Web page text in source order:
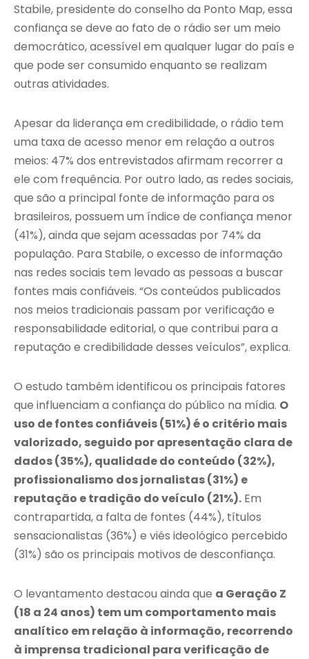
Stabile, presidente do conselho da Ponto Map, essa
confiança se deve ao fato de o rádio ser um meio
democrático, acessível em qualquer lugar do país e
que pode ser consumido enquanto se realizam
outras atividades.
Apesar da liderança em credibilidade, o rádio tem
uma taxa de acesso menor em relação a outros
meios: 47% dos entrevistados afirmam recorrer a
ele com frequência. Por outro lado, as redes sociais,
que são a principal fonte de informação para os
brasileiros, possuem um índice de confiança menor
(41%), ainda que sejam acessadas por 74% da
população. Para Stabile, o excesso de informação
nas redes sociais tem levado as pessoas a buscar
fontes mais confiáveis. “Os conteúdos publicados
nos meios tradicionais passam por verificação e
responsabilidade editorial, o que contribui para a
reputação e credibilidade desses veículos”, explica.
O estudo também identificou os principais fatores
que influenciam a confiança do público na mídia. O
uso de fontes confiáveis (51%) é o critério mais
valorizado, seguido por apresentação clara de
dados (35%), qualidade do conteúdo (32%),
profissionalismo dos jornalistas (31%) e
reputação e tradição do veículo (21%). Em
contrapartida, a falta de fontes (44%), títulos
sensacionalistas (36%) e viés ideológico percebido
(31%) são os principais motivos de desconfiança.
O levantamento destacou ainda que a Geração Z
(18 a 24 anos) tem um comportamento mais
analítico em relação à informação, recorrendo
à imprensa tradicional para verificação de